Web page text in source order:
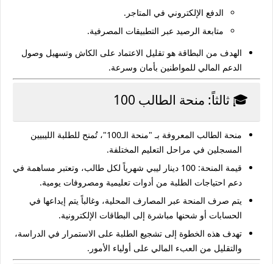
الدفع الإلكتروني في المتاجر.
متابعة الرصيد عبر التطبيقات المصرفية.
الهدف من البطاقة هو تقليل الاعتماد على الكاش وتسهيل وصول
الدعم المالي للمواطنين بأمان وسرعة.
🎓 ثالثاً: منحة الطالب 100
منحة الطالب المعروفة بـ "منحة الـ100"
، تُمنح للطلبة الليبيين
المسجلين في مراحل التعليم المختلفة.
قيمة المنحة: 100 دينار ليبي شهرياً لكل طالب
، وتعتبر مساهمة في
دعم احتياجات الطلبة من أدوات تعليمية ومصروفات يومية.
يتم صرف المنحة عبر المصارف المحلية، وغالباً يتم إيداعها في
الحسابات أو شحنها مباشرة إلى البطاقات الإلكترونية.
تهدف هذه الخطوة إلى تشجيع الطلبة على الاستمرار في الدراسة،
والتقليل من العبء المالي على أولياء الأمور.